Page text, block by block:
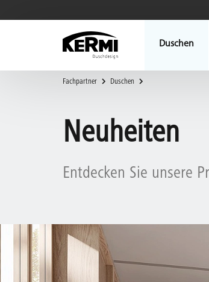
Duschen
Fachpartner Duschen
Neuheiten
Entdecken Sie unsere